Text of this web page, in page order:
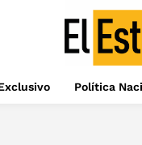
Política